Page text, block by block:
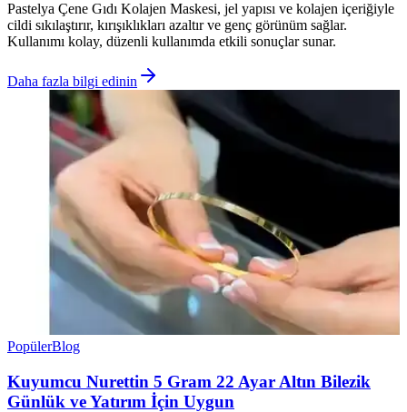
Pastelya Çene Gıdı Kolajen Maskesi, jel yapısı ve kolajen içeriğiyle
cildi sıkılaştırır, kırışıklıkları azaltır ve genç görünüm sağlar.
Kullanımı kolay, düzenli kullanımda etkili sonuçlar sunar.
Daha fazla bilgi edinin
PopülerBlog
Kuyumcu Nurettin 5 Gram 22 Ayar Altın Bilezik
Günlük ve Yatırım İçin Uygun